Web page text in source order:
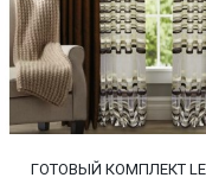
ГОТОВЫЙ КОМПЛЕКТ